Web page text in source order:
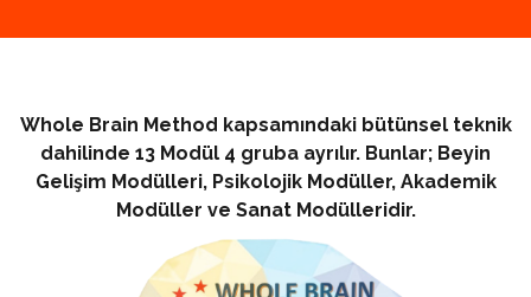
Whole Brain Method kapsamındaki bütünsel teknik
dahilinde 13 Modül 4 gruba ayrılır. Bunlar; Beyin
Gelişim Modülleri, Psikolojik Modüller, Akademik
Modüller ve Sanat Modülleridir.